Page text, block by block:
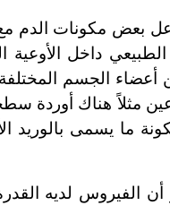
بعض مكونات الدم
داخل الأوعية
أعضاء الجسم
مثلاً هناك أوردة
ما يسمى بالوريد
الفيروس لديه